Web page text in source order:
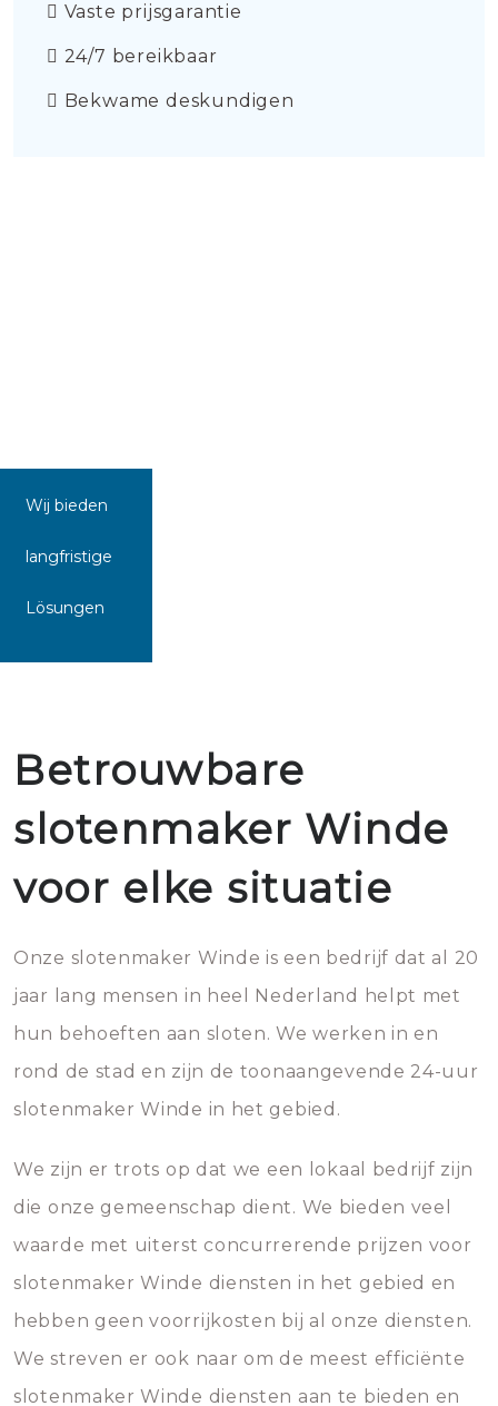
Vaste prijsgarantie
24/7 bereikbaar
Bekwame deskundigen
Wij bieden
langfristige
Lösungen
Betrouwbare
slotenmaker Winde
voor elke situatie
Onze slotenmaker Winde is een bedrijf dat al 20
jaar lang mensen in heel Nederland helpt met
hun behoeften aan sloten. We werken in en
rond de stad en zijn de toonaangevende 24-uur
slotenmaker Winde in het gebied.
We zijn er trots op dat we een lokaal bedrijf zijn
die onze gemeenschap dient. We bieden veel
waarde met uiterst concurrerende prijzen voor
slotenmaker Winde diensten in het gebied en
hebben geen voorrijkosten bij al onze diensten.
We streven er ook naar om de meest efficiënte
slotenmaker Winde diensten aan te bieden en